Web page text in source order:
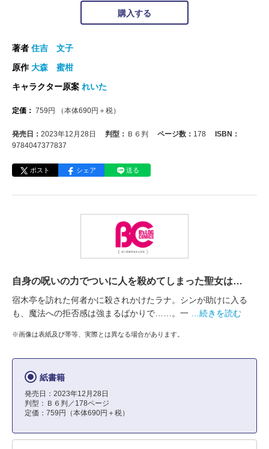
購入する
著者 住吉 文子
原作大森 蜜柑
キャラクター原案 れいた
定価： 759 円 （本体690円＋税）
発売日： 2023年12月28日 判型： Ｂ６判 ページ数： 178
ISBN：
9784047377837
ポスト シェア 送る
自身の呪いの力でついに人を殺めてしまった聖女は…
宿木亭を訪れた何者かに殺されかけたラナ。シンが助けに入る
も、魔法への拒否感は強まるばかりで……。一
…続きを読む
※画像は表紙及び帯等、実際とは異なる場合があります。
紙書籍
発売日：2023年12月28日
判型：Ｂ６判／178ページ
定価：759円（本体690円＋税）